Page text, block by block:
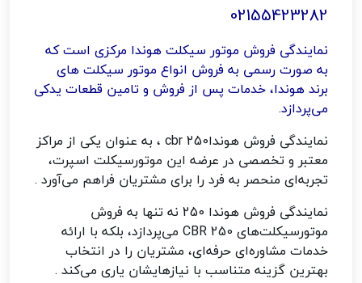
02155423282
نمایندگی فروش موتور سیکلت هوندا مرکزی است که
به صورت رسمی به فروش انواع موتور سیکلت‌ های
برند هوندا، خدمات پس از فروش و تامین قطعات یدکی
می‌پردازد.
نمایندگی فروش هونداcbr 250 ، به عنوان یکی از مراکز
معتبر و تخصصی در عرضه این موتورسیکلت اسپرت،
تجربه‌ای منحصر به فرد را برای مشتریان فراهم می‌آورد .
نمایندگی فروش هوندا 250 نه تنها به فروش
موتورسیکلت‌های CBR 250 می‌پردازد، بلکه با ارائه
خدمات مشاوره‌ای حرفه‌ای، مشتریان را در انتخاب
بهترین گزینه متناسب با نیازهایشان یاری می‌کند .